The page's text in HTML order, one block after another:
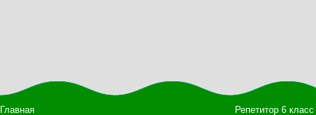
Главная Репетитор 6 класс